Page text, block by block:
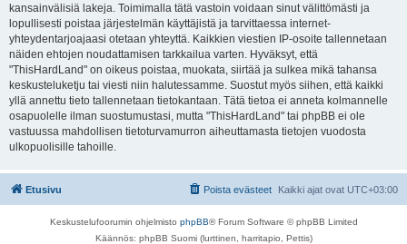
kansainvälisiä lakeja. Toimimalla tätä vastoin voidaan sinut välittömästi ja
lopullisesti poistaa järjestelmän käyttäjistä ja tarvittaessa internet-
yhteydentarjoajaasi otetaan yhteyttä. Kaikkien viestien IP-osoite tallennetaan
näiden ehtojen noudattamisen tarkkailua varten. Hyväksyt, että
"ThisHardLand" on oikeus poistaa, muokata, siirtää ja sulkea mikä tahansa
keskusteluketju tai viesti niin halutessamme. Suostut myös siihen, että kaikki
yllä annettu tieto tallennetaan tietokantaan. Tätä tietoa ei anneta kolmannelle
osapuolelle ilman suostumustasi, mutta "ThisHardLand" tai phpBB ei ole
vastuussa mahdollisen tietoturvamurron aiheuttamasta tietojen vuodosta
ulkopuolisille tahoille.
Etusivu Kaikki ajat ovat UTC+03:00
Poista evästeet
Keskustelufoorumin ohjelmisto phpBB® Forum Software © phpBB Limited
Käännös: phpBB Suomi (lurttinen, harritapio, Pettis)